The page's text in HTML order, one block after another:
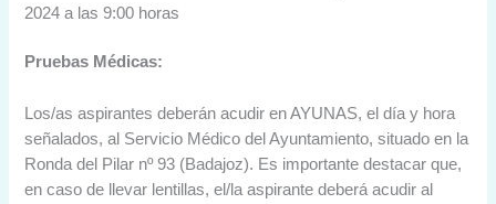
2024 a las 9:00 horas
Pruebas Médicas:
Los/as aspirantes deberán acudir en AYUNAS, el día y hora
señalados, al Servicio Médico del Ayuntamiento, situado en la
Ronda del Pilar nº 93 (Badajoz). Es importante destacar que,
en caso de llevar lentillas, el/la aspirante deberá acudir al